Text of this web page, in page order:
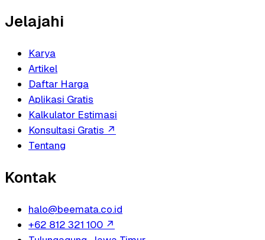
Jelajahi
Karya
Artikel
Daftar Harga
Aplikasi Gratis
Kalkulator Estimasi
Konsultasi Gratis ↗
Tentang
Kontak
halo@beemata.co.id
+62 812 321 100 ↗